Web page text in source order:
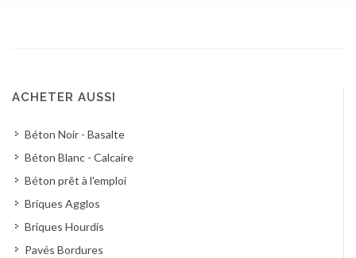
ACHETER AUSSI
Béton Noir - Basalte
Béton Blanc - Calcaire
Béton prêt à l'emploi
Briques Agglos
Briques Hourdis
Pavés Bordures